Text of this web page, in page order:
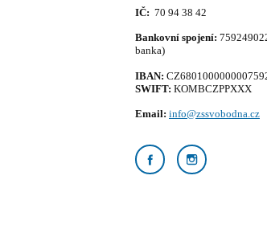
IČ: 70 94 38 42
Bankovní spojení:
banka)
IBAN:
SWIFT: KOMBCZPPXXX
Email: info@zssvobodna.cz